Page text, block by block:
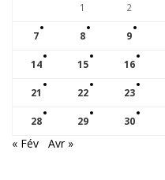
1 2
7 8 9
14 15 16
21 22 23
28 29 30
« Fév Avr »